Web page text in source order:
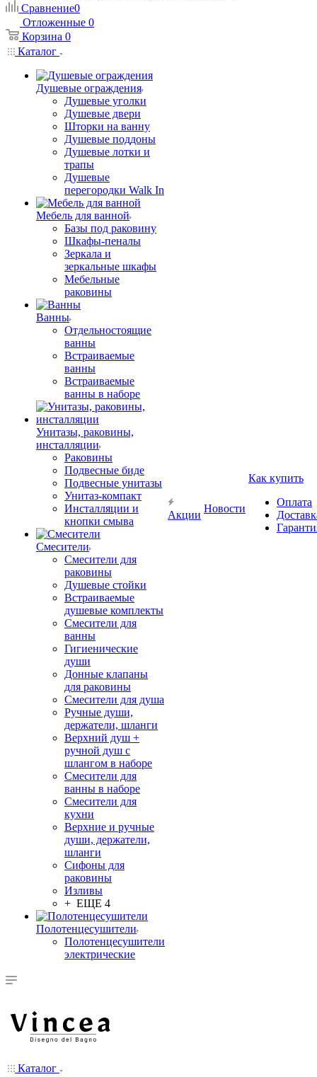
Сравнение0
Отложенные 0
Корзина 0
Каталог
Душевые ограждения
Душевые уголки
Душевые двери
Шторки на ванну
Душевые поддоны
Душевые лотки и
трапы
Душевые
перегородки Walk In
Мебель для ванной
Базы под раковину
Шкафы-пеналы
Зеркала и
зеркальные шкафы
Мебельные
раковины
Ванны
Отдельностоящие
ванны
Встраиваемые
ванны
Встраиваемые
ванны в наборе
Унитазы, раковины,
инсталляции
Раковины
Подвесные биде
Подвесные унитазы
Унитаз-компакт
Инсталляции и
кнопки смыва
Смесители
Смесители для
раковины
Душевые стойки
Встраиваемые
душевые комплекты
Смесители для
ванны
Гигиенические
души
Донные клапаны
для раковины
Смесители для душа
Ручные души,
держатели, шланги
Верхний душ +
ручной душ с
шлангом в наборе
Смесители для
ванны в наборе
Смесители для
кухни
Верхние и ручные
души, держатели,
шланги
Сифоны для
раковины
Изливы
+ ЕЩЕ 4
Полотенцесушители
Полотенцесушители
электрические
Акции
Новости
Как купить
Оплата
Каталог